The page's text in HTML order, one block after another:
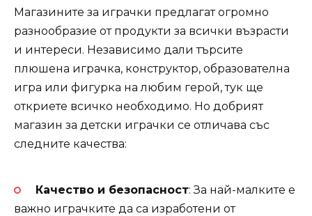
Магазините за играчки предлагат огромно
разнообразие от продукти за всички възрасти
и интереси. Независимо дали търсите
плюшена играчка, конструктор, образователна
игра или фигурка на любим герой, тук ще
откриете всичко необходимо. Но добрият
магазин за детски играчки се отличава със
следните качества:
Качество и безопасност: За най-малките е
важно играчките да са изработени от